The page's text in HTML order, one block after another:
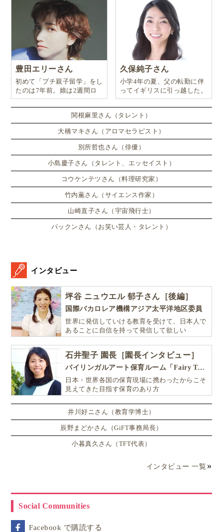
Image courtesy of stockimages at FreeDigitalPhotos.net
How can I help you feel loved?
このフレーズ、日本人にも馴染みやすいようにさらに
意訳すると、
どんなときに、愛されてるって感じる？
ということになるでしょう。
質問が１つだからといって、答えが１つ
とは限らないということです。むしろ、答えは多けれ
ば多いほどいいのです。
から、どんどんシンプルな答えになっていっていま
す。
子どもは、自分が何を親に求めているのか、答えてい
くうちにクリアになっていく
のだと思います。
最初に子どもが話し始めたときに「なんだ、そんなこ
と」という顔をせずに促して、“子ども自身の言葉”を
どんどん引き出してみましょう！
まとめ：子どもの感情を言語化するのを手伝
ってあげよう！
豊田エリーさん
初めて「プチ親子留学」をし
たのは7年前。娘は2週間ロ
ンドンのサマースクールに通
い、英語劇に挑戦したり、
久保純子さん
小学4年の夏、父の転勤に伴
ってイギリスに引っ越した。
関根麻里さん（タレント）
大橋マキさん（アロマセラピスト）
別所哲也さん（俳優）
小島慶子さん（タレント、エッセイスト）
コウケンテツさん（料理研究家）
竹内薫さん（サイエンス作家）
山崎直子さん（宇宙飛行士）
パックンさん（お笑い芸人・タレント）
インタビュー
坪谷 ニュウエル 郁子さん［後編］
国際バカロレア機構アジア太平洋地区委員
世界に発信していける教育を受けて、日本人で
あることに自信を持って発信して欲しい
石井聖子 園長［園長インタビュー］
バイリンガルアート保育ルーム「Fairy Tale（フェアリーテイル）」
日本・世界各国の保育現場に携わったからこそ
見えてきた目指す保育のあり方
井川好ニさん（教育学博士）
辰野まどかさん（GiFT事務局長）
小暮真久さん（TFT代表）
インタビュー 一覧
Social Communities
Facebook で購読する